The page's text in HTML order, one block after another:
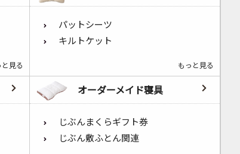
見る
パットシーツ
キルトケット
もっと見る
オーダーメイド寝具
じぶんまくらギフト券
じぶん敷ふとん関連